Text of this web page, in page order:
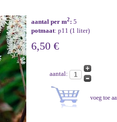
aantal per m2: 5
potmaat: p11 (1 liter)
6,50 €
aantal: